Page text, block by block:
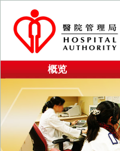
概览